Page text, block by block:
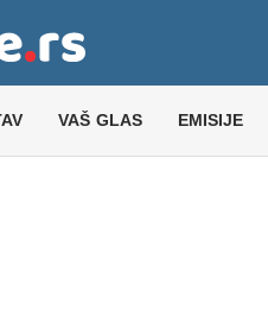
VAŠ GLAS EMISIJE